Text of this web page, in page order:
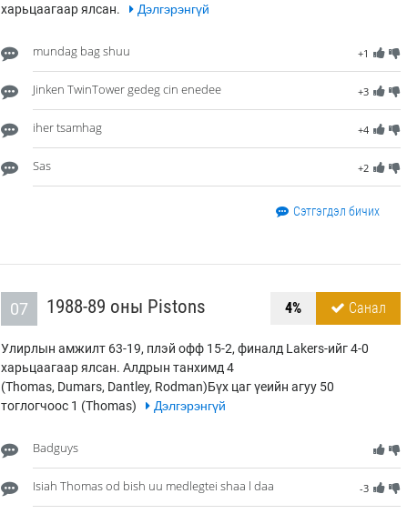
харьцаагаар ялсан.
Дэлгэрэнгүй
+1
mundag bag shuu
+3
Jinken TwinTower gedeg cin enedee
+4
iher tsamhag
+2
Sas
Сэтгэгдэл бичих
07 1988-89 оны Pistons 4% Санал
Улирлын амжилт 63-19, плэй офф 15-2, финалд Lakers-ийг 4-0
харьцаагаар ялсан. Алдрын танхимд 4
(Thomas, Dumars, Dantley, Rodman)Бүх цаг үеийн агуу 50
тоглогчоос 1 (Thomas)
Дэлгэрэнгүй
Badguys
-3
Isiah Thomas od bish uu medlegtei shaa l daa